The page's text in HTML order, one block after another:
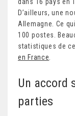
D’ailleurs, une
Allemagne. Ce
100 postes.
statistiques de
en France
Un accord
parties